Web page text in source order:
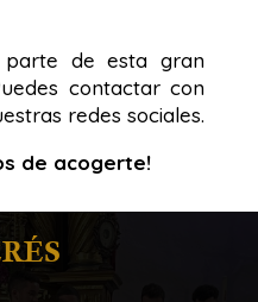
de esta gran
contactar con
redes sociales.
de acogerte!